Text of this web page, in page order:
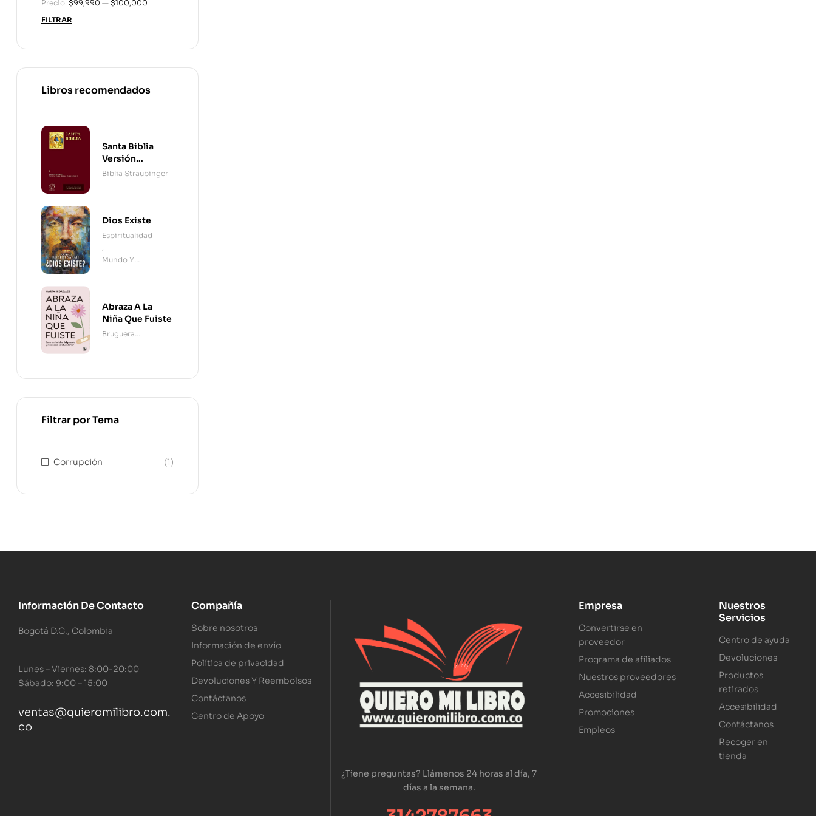
FILTRAR
Precio: $99,990 — $100,000
Libros recomendados
Santa Biblia
Versión
Straubinger - 2
Biblia Straubinger
Dios Existe
Espiritualidad
,
Mundo Y
Abraza A La
Niña Que Fuiste
Bruguera
Filtrar por Tema
Corrupción (1)
Información De Contacto
Bogotá D.C., Colombia
Lunes – Viernes: 8:00-20:00
Sábado: 9:00 – 15:00
ventas@quieromilibro.com.
co
Compañía
Sobre nosotros
Información de envío
Política de privacidad
Devoluciones Y Reembolsos
Contáctanos
Centro de Apoyo
¿Tiene preguntas? Llámenos 24 horas al día, 7
días a la semana.
Empresa
Convertirse en
proveedor
Programa de afiliados
Nuestros proveedores
Accesibilidad
Promociones
Empleos
Nuestros
Servicios
Centro de ayuda
Devoluciones
Productos
retirados
Accesibilidad
Contáctanos
Recoger en
tienda